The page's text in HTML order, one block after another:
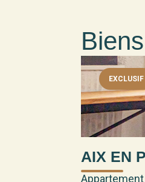
EXCLUSIF
AIX EN
Appartement